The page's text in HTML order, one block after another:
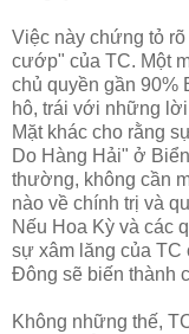
Việc này chứng tỏ
cướp" của TC. Một
chủ quyền gần 90%
hô, trái với những
Mặt khác cho rằng
Do Hàng Hải" ở
thường, không cần
nào về chính trị và
Nếu Hoa Kỳ và các
sự xâm lăng của
Đông sẽ biến thành
Không những thế,